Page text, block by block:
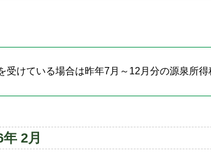
けている場合は昨年7月～12月分の源泉所得
2月